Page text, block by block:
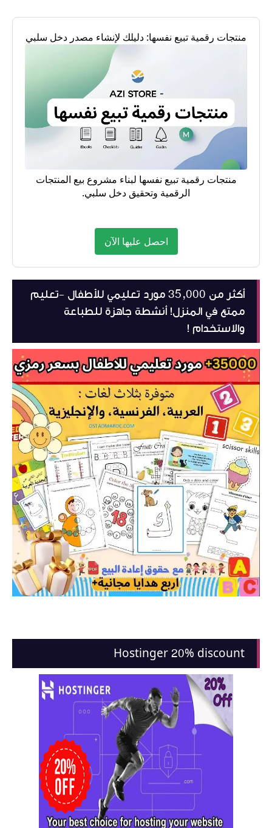
منتجات رقمية تبيع نفسها: دليلك لإنشاء مصدر دخل سلبي
منتجات رقمية تبيع نفسها لبناء مشروع بيع المنتجات
الرقمية وتحقيق دخل سلبي.
احصل عليها الآن
أكثر من 35,000 مورد تعليمي للأطفال -تعليم
ممتع في المنزل! أنشطة جاهزة للطباعة
والاستخدام !
Hostinger 20% discount